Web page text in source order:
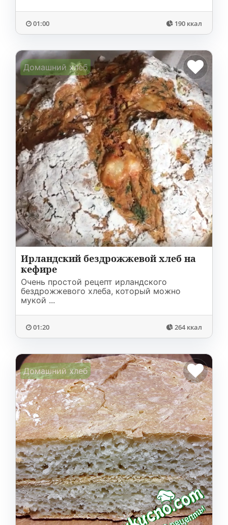
01:00 190 ккал
Домашний хлеб
Ирландский бездрожжевой хлеб на
кефире
Очень простой рецепт ирландского
бездрожжевого хлеба, который можно
мукой ...
01:20 264 ккал
Домашний хлеб